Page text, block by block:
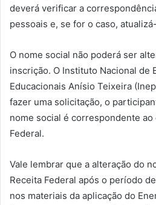
deverá verificar a
pessoais e, se for o caso,
O nome social não poderá ser
inscrição. O Instituto Nacional de
Educacionais Anísio Teixeira
fazer uma solicitação, o
nome social é correspondente ao
Federal.
Vale lembrar que a alteração do
Receita Federal após o período
nos materiais da aplicação do